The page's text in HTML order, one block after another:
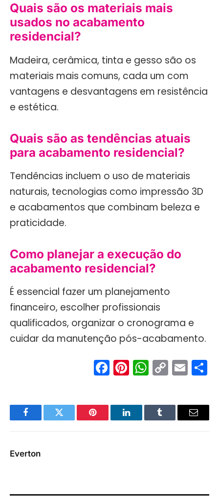
Quais são os materiais mais
usados no acabamento
residencial?
Madeira, cerâmica, tinta e gesso são os
materiais mais comuns, cada um com
vantagens e desvantagens em resistência
e estética.
Quais são as tendências atuais
para acabamento residencial?
Tendências incluem o uso de materiais
naturais, tecnologias como impressão 3D
e acabamentos que combinam beleza e
praticidade.
Como planejar a execução do
acabamento residencial?
É essencial fazer um planejamento
financeiro, escolher profissionais
qualificados, organizar o cronograma e
cuidar da manutenção pós-acabamento.
Facebook
Pinterest
Copy
Link
FacebookTwitter Pinterest LinkedInTumblr Email
Everton